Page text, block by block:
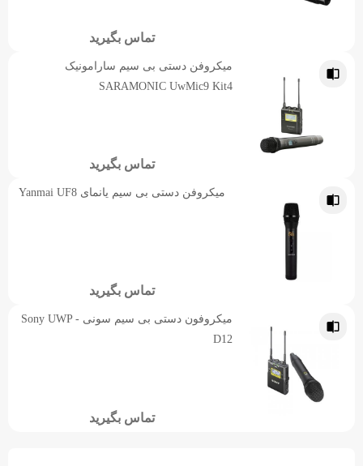
تماس بگیرید
میکروفن دستی بی سیم سارامونیک
SARAMONIC UwMic9 Kit4
تماس بگیرید
میکروفن دستی بی سیم یانمای Yanmai UF8
تماس بگیرید
میکروفون دستی بی سیم سونی Sony UWP -
D12
تماس بگیرید